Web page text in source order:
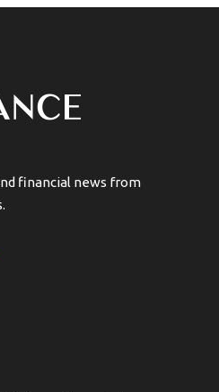
financial news from